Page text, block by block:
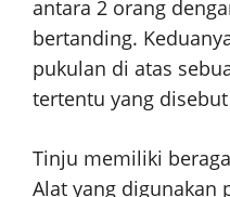
antara 2 orang
bertanding.
pukulan di atas
tertentu yang
Tinju memiliki
Alat yang digunakan